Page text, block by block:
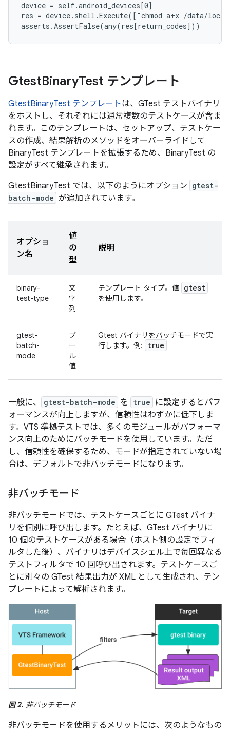
device = self.android_devices[0]
res = device.shell.Execute(["chmod a+x /data/
GtestBinaryTest テンプレート
GtestBinaryTest テンプレートは、GTest テストバイナリ
をホストし、それぞれには通常複数のテストケースが含ま
れます。このテンプレートは、セットアップ、テストケー
スの作成、結果解析のメソッドをオーバーライドして
BinaryTest テンプレートを拡張するため、BinaryTest の
設定がすべて継承されます。
GtestBinaryTest では、以下のようにオプション gtest-
batch-mode が追加されています。
オプショ
ン名
値
の
型
説明
binary-
test-type
文
字
列
テンプレート タイプ。値 gtest
を使用します。
gtest-
batch-
mode
ブ
ー
ル
値
Gtest バイナリをバッチモードで実
行します。例:
true
一般に、 gtest-batch-mode を true
に設定するとパフ
ォーマンスが向上しますが、信頼性はわずかに低下しま
す。VTS 準拠テストでは、多くのモジュールがパフォーマ
ンス向上のためにバッチモードを使用しています。ただ
し、信頼性を確保するため、モードが指定されていない場
合は、デフォルトで非バッチモードになります。
非バッチモード
非バッチモードでは、テストケースごとに GTest バイナ
リを個別に呼び出します。たとえば、GTest バイナリに
10 個のテストケースがある場合（ホスト側の設定でフィ
ルタした後）、バイナリはデバイスシェル上で毎回異なる
テストフィルタで 10 回呼び出されます。テストケースご
とに別々の GTest 結果出力が XML として生成され、テン
プレートによって解析されます。
図 2. 非バッチモード
非バッチモードを使用するメリットには、次のようなもの